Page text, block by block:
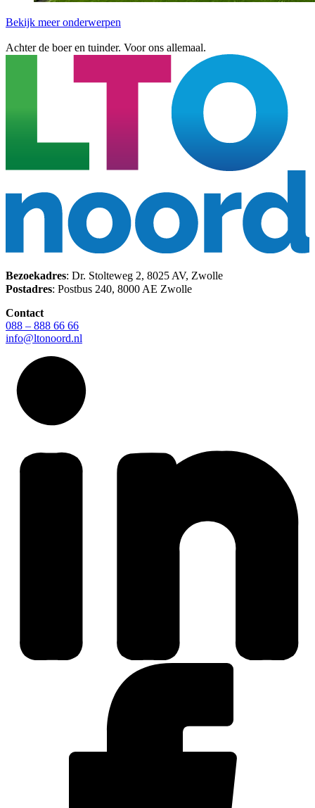
Bekijk meer onderwerpen
Achter de boer en tuinder. Voor ons allemaal.
Bezoekadres: Dr. Stolteweg 2, 8025 AV, Zwolle
Postadres: Postbus 240, 8000 AE Zwolle
Contact
088 – 888 66 66
info@ltonoord.nl